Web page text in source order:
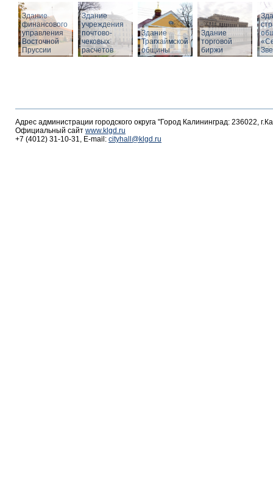
Здание
финансового
управления
Восточной
Пруссии
Здание
учреждения
почтово-
чековых
расчетов
Здание
Трагхаймской
общины
Здание
торговой
биржи
Адрес администрации городского округа "Город Калининград: 236022,
Официальный сайт www.klgd.ru
+7 (4012) 31-10-31, E-mail: cityhall@klgd.ru